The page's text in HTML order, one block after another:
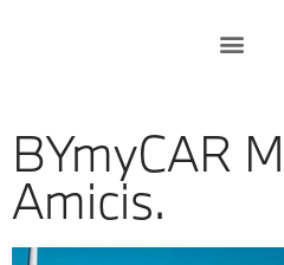
BYmyCAR
Amicis.